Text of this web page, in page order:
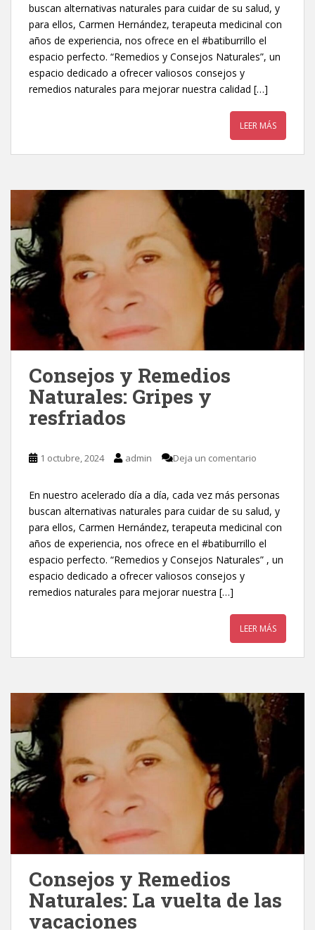
buscan alternativas naturales para cuidar de su salud, y
para ellos, Carmen Hernández, terapeuta medicinal con
años de experiencia, nos ofrece en el #batiburrillo el
espacio perfecto. “Remedios y Consejos Naturales”, un
espacio dedicado a ofrecer valiosos consejos y
remedios naturales para mejorar nuestra calidad […]
LEER MÁS
Consejos y Remedios
Naturales: Gripes y
resfriados
1 octubre, 2024 admin Deja un comentario
En nuestro acelerado día a día, cada vez más personas
buscan alternativas naturales para cuidar de su salud, y
para ellos, Carmen Hernández, terapeuta medicinal con
años de experiencia, nos ofrece en el #batiburrillo el
espacio perfecto. “Remedios y Consejos Naturales” , un
espacio dedicado a ofrecer valiosos consejos y
remedios naturales para mejorar nuestra […]
LEER MÁS
Consejos y Remedios
Naturales: La vuelta de las
vacaciones